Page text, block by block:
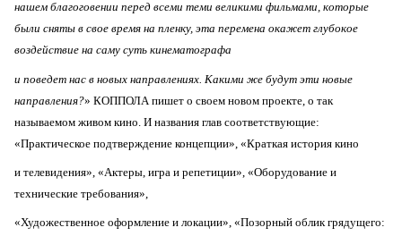
нашем благоговении перед всеми теми великими фильмами, которые
были сняты в свое время на пленку, эта перемена окажет глубокое
воздействие на саму суть кинематографа
и поведет нас в новых направлениях. Какими же будут эти новые
направления?» КОППОЛА пишет о своем новом проекте, о так
называемом живом кино. И названия глав соответствующие:
«Практическое подтверждение концепции», «Краткая история кино
и телевидения», «Актеры, игра и репетиции», «Оборудование и
технические требования»,
«Художественное оформление и локации», «Позорный облик грядущего: